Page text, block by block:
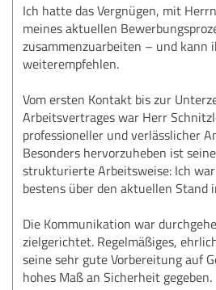
Ich hatte das Vergnügen, mit
meines aktuellen
zusammenzuarbeiten – und kann
weiterempfehlen.
Vom ersten Kontakt bis zur
Arbeitsvertrages war Herr
professioneller und verlässlicher
Besonders hervorzuheben ist
strukturierte Arbeitsweise: Ich
bestens über den aktuellen Stand
Die Kommunikation war
zielgerichtet. Regelmäßiges,
seine sehr gute Vorbereitung auf
hohes Maß an Sicherheit gegeben.